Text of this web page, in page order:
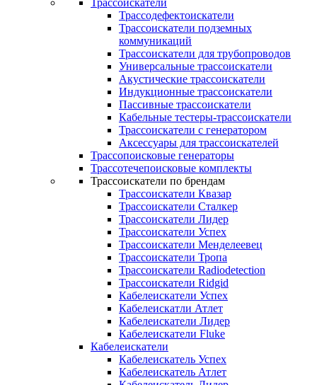
Трассоискатели
Трассодефектоискатели
Трассоискатели подземных
коммуникаций
Трассоискатели для трубопроводов
Универсальные трассоискатели
Акустические трассоискатели
Индукционные трассоискатели
Пассивные трассоискатели
Кабельные тестеры-трассоискатели
Трассоискатели с генератором
Аксессуары для трассоискателей
Трассопоисковые генераторы
Трассотечепоисковые комплекты
Трассоискатели по брендам
Трассоискатели Квазар
Трассоискатели Сталкер
Трассоискатели Лидер
Трассоискатели Успех
Трассоискатели Менделеевец
Трассоискатели Тропа
Трассоискатели Radiodetection
Трассоискатели Ridgid
Кабелеискатели Успех
Кабелеискатли Атлет
Кабелеискатели Лидер
Кабелеискатели Fluke
Кабелеискатели
Кабелеискатель Успех
Кабелеискатель Атлет